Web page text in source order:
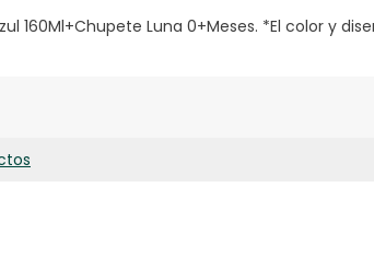
160Ml+Chupete Luna 0+Meses. *El color y